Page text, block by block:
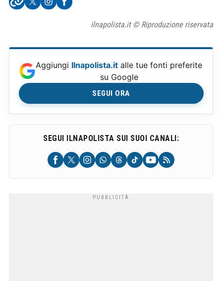
ilnapolista.it © Riproduzione riservata
Aggiungi Ilnapolista.it alle tue fonti preferite
su Google
SEGUI ORA
SEGUI ILNAPOLISTA SUI SUOI CANALI: